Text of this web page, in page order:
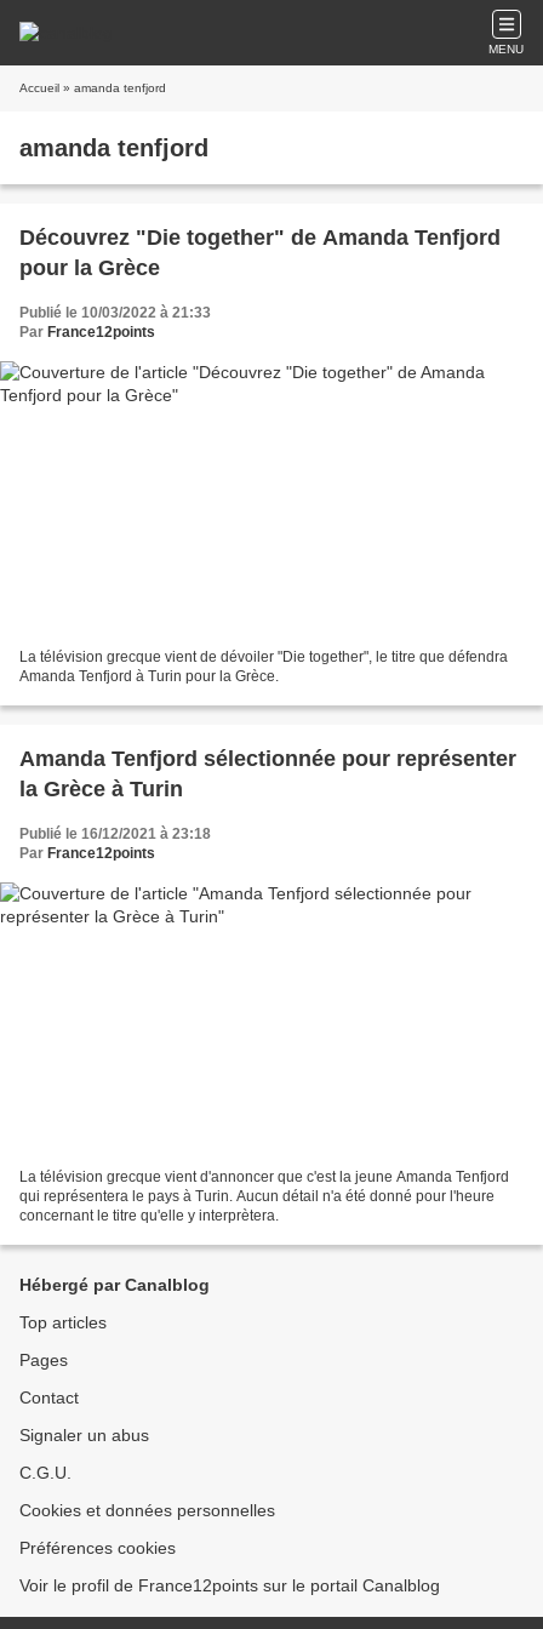
MENU
Accueil » amanda tenfjord
amanda tenfjord
Découvrez "Die together" de Amanda Tenfjord
pour la Grèce
Publié le 10/03/2022 à 21:33
Par France12points
La télévision grecque vient de dévoiler "Die together", le titre que défendra
Amanda Tenfjord à Turin pour la Grèce.
Amanda Tenfjord sélectionnée pour représenter
la Grèce à Turin
Publié le 16/12/2021 à 23:18
Par France12points
La télévision grecque vient d'annoncer que c'est la jeune Amanda Tenfjord
qui représentera le pays à Turin. Aucun détail n'a été donné pour l'heure
concernant le titre qu'elle y interprètera.
Hébergé par Canalblog
Top articles
Pages
Contact
Signaler un abus
C.G.U.
Cookies et données personnelles
Préférences cookies
Voir le profil de France12points sur le portail Canalblog